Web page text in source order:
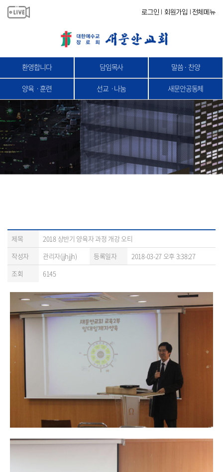
로그인 회원가입 전체메뉴
환영합니다 담임목사 말씀 · 찬양
양육ㆍ훈련 선교ㆍ나눔 새문안공동체
제목
2018 상반기 양육자 과정 개강 오티
작성자
관리자(jjhjjh) 등록일자
2018-03-27 오후 3:38:27
조회
6145